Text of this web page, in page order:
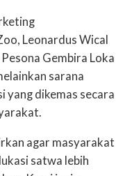
Leonardus Wical
Gembira Loka
sarana
yang dikemas secara
agar masyarakat
satwa lebih